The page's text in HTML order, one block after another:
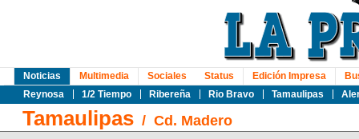
Noticias
Reynosa
1/2 Tiempo Ribereña Rio Bravo Tamaulipas
Multimedia Sociales Status Edición Impresa
Tamaulipas / Cd. Madero